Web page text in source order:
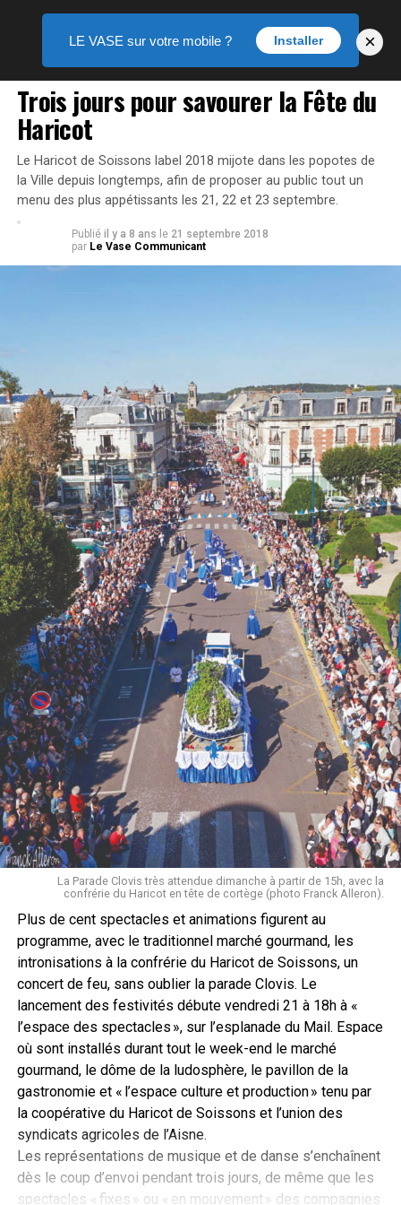
ACTUALITÉS
Trois jours pour savourer la Fête du
Haricot
Le Haricot de Soissons label 2018 mijote dans les popotes de
la Ville depuis longtemps, afin de proposer au public tout un
menu des plus appétissants les 21, 22 et 23 septembre.
Publié il y a 8 ans le 21 septembre 2018
par Le Vase Communicant
La Parade Clovis très attendue dimanche à partir de 15h, avec la
confrérie du Haricot en tête de cortège (photo Franck Alleron).
Plus de cent spectacles et animations figurent au
programme, avec le traditionnel marché gourmand, les
intronisations à la confrérie du Haricot de Soissons, un
concert de feu, sans oublier la parade Clovis. Le
lancement des festivités débute vendredi 21 à 18h à «
l’espace des spectacles », sur l’esplanade du Mail. Espace
où sont installés durant tout le week-end le marché
gourmand, le dôme de la ludosphère, le pavillon de la
gastronomie et « l’espace culture et production » tenu par
la coopérative du Haricot de Soissons et l’union des
syndicats agricoles de l’Aisne.
Les représentations de musique et de danse s’enchaînent
dès le coup d’envoi pendant trois jours, de même que les
spectacles « fixes » ou « en mouvement » des compagnies
LE VASE sur votre mobile ? Installer ×